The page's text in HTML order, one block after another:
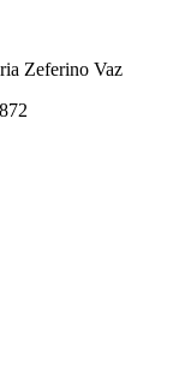
Zeferino Vaz